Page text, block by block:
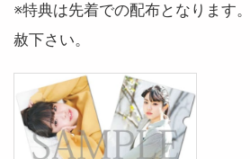
※特典は先着での配布となります
赦下さい。